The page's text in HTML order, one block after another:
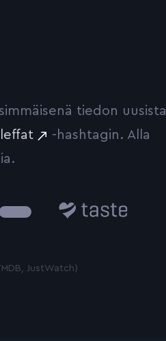
tiedon uusista
-hashtagin. Alla
JustWatch)